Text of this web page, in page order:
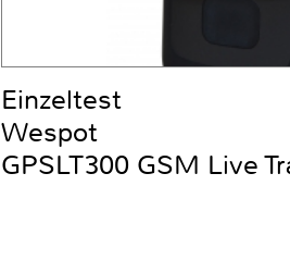
Einzeltest
Wespot
GPSLT300 GSM Live